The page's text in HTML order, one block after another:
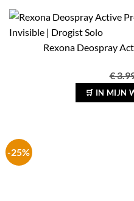
Rexona Deospray
€
🛒 IN MIJN
-25%